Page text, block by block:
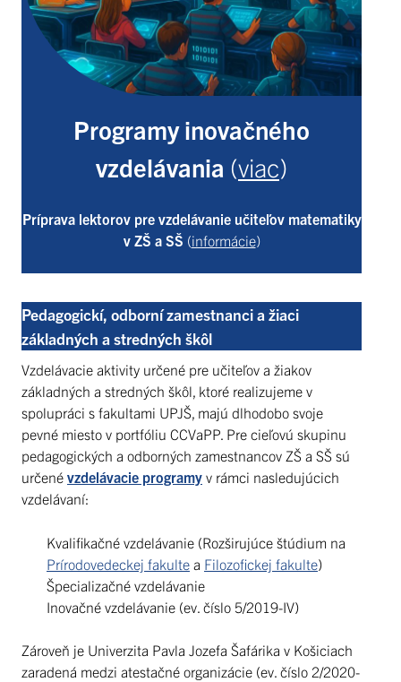
Programy inovačného
vzdelávania (viac)
Príprava lektorov pre vzdelávanie učiteľov matematiky
v ZŠ a SŠ (informácie)
Pedagogickí, odborní zamestnanci a žiaci
základných a stredných škôl
Vzdelávacie aktivity určené pre učiteľov a žiakov
základných a stredných škôl, ktoré realizujeme v
spolupráci s fakultami UPJŠ, majú dlhodobo svoje
pevné miesto v portfóliu CCVaPP. Pre cieľovú skupinu
pedagogických a odborných zamestnancov ZŠ a SŠ sú
určené vzdelávacie programy v rámci nasledujúcich
vzdelávaní:
Kvalifikačné vzdelávanie (Rozširujúce štúdium na
Prírodovedeckej fakulte a Filozofickej fakulte)
Špecializačné vzdelávanie
Inovačné vzdelávanie (ev. číslo 5/2019-IV)
Zároveň je Univerzita Pavla Jozefa Šafárika v Košiciach
zaradená medzi atestačné organizácie (ev. číslo 2/2020-